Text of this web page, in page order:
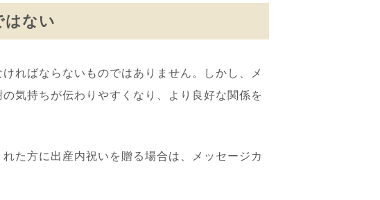
はない
ればならないものではありません。しかし、メ
気持ちが伝わりやすくなり、より良好な関係を
た方に出産内祝いを贈る場合は、メッセージカ